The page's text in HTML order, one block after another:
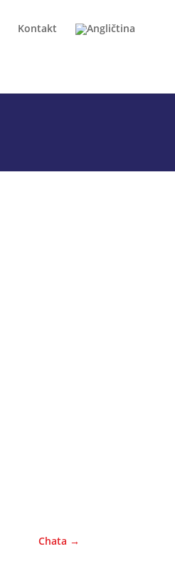
Kontakt
Chata →